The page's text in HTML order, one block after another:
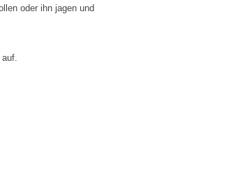
oder ihn jagen und